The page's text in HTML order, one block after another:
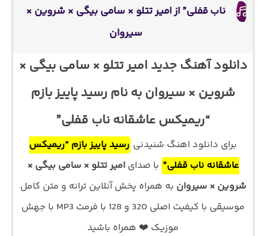
ناب قفلی” از امیر تتلو × سامی بیگی × شروین ×
سیروان
دانلود آهنگ جدید امیر تتلو × سامی بیگی ×
شروین × سیروان به نام رسید پاییز بازم
“ریمیکس عاشقانه ناب قفلی”
برای دانلود اهنگ شنیدنی رسید پاییز بازم “ریمیکس
عاشقانه ناب قفلی” با صدایامیر تتلو × سامی بیگی ×
شروین × سیروان به همراه پخش آنلاین ترانه و متن کامل
موسیقی با کیفیت اصلی 320 و 128 با فرمت MP3 با جهش
موزیک ❤️ همراه باشید